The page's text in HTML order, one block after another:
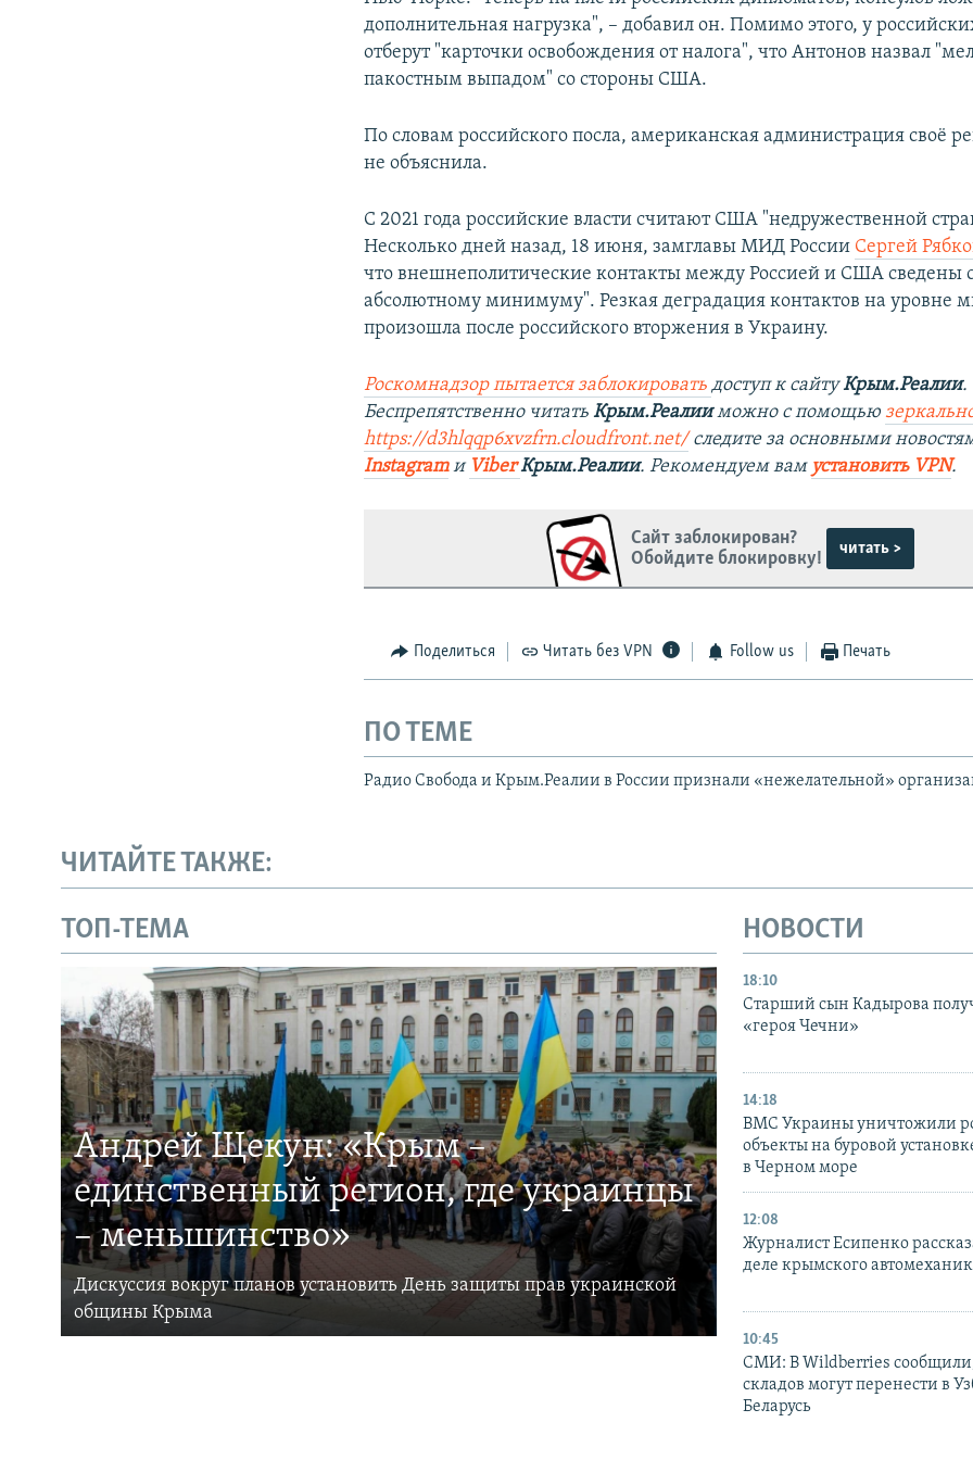
дополнительная нагрузка", – добавил он. Помимо этого, у
отберут "карточки освобождения от налога", что Антонов назвал
пакостным выпадом" со стороны США.
По словам российского посла, американская администрация своё
не объяснила.
С 2021 года российские власти считают США "недружественной
Несколько дней назад, 18 июня, замглавы МИД России Сергей
что внешнеполитические контакты между Россией и США сведены
абсолютному минимуму". Резкая деградация контактов на уровне
произошла после российского вторжения в Украину.
Роскомнадзор пытается заблокировать доступ к сайтуКрым.Реалии.
Беспрепятственно читатьКрым.Реалииможно с помощью
https://d3hlqqp6xvzfrn.cloudfront.net/следите за основными
Instagramи Viber Крым.Реалии. Рекомендуем вам установить VPN.
Сайт заблокирован?
Обойдите блокировку!
читать >
Поделиться Читать без VPN Follow us Печать
ПО ТЕМЕ
Радио Свобода и Крым.Реалии в России признали «нежелательной»
ЧИТАЙТЕ ТАКЖЕ:
ТОП-ТЕМА
Андрей Щекун: «Крым –
единственный регион, где украинцы
– меньшинство»
Дискуссия вокруг планов установить День защиты прав украинской
общины Крыма
НОВОСТИ
18:10
Старший сын Кадырова
«героя Чечни»
14:18
ВМС Украины уничтожили
объекты на буровой
в Черном море
12:08
Журналист Есипенко
деле крымского
10:45
СМИ: В Wildberries сообщили,
складов могут перенести в
Беларусь